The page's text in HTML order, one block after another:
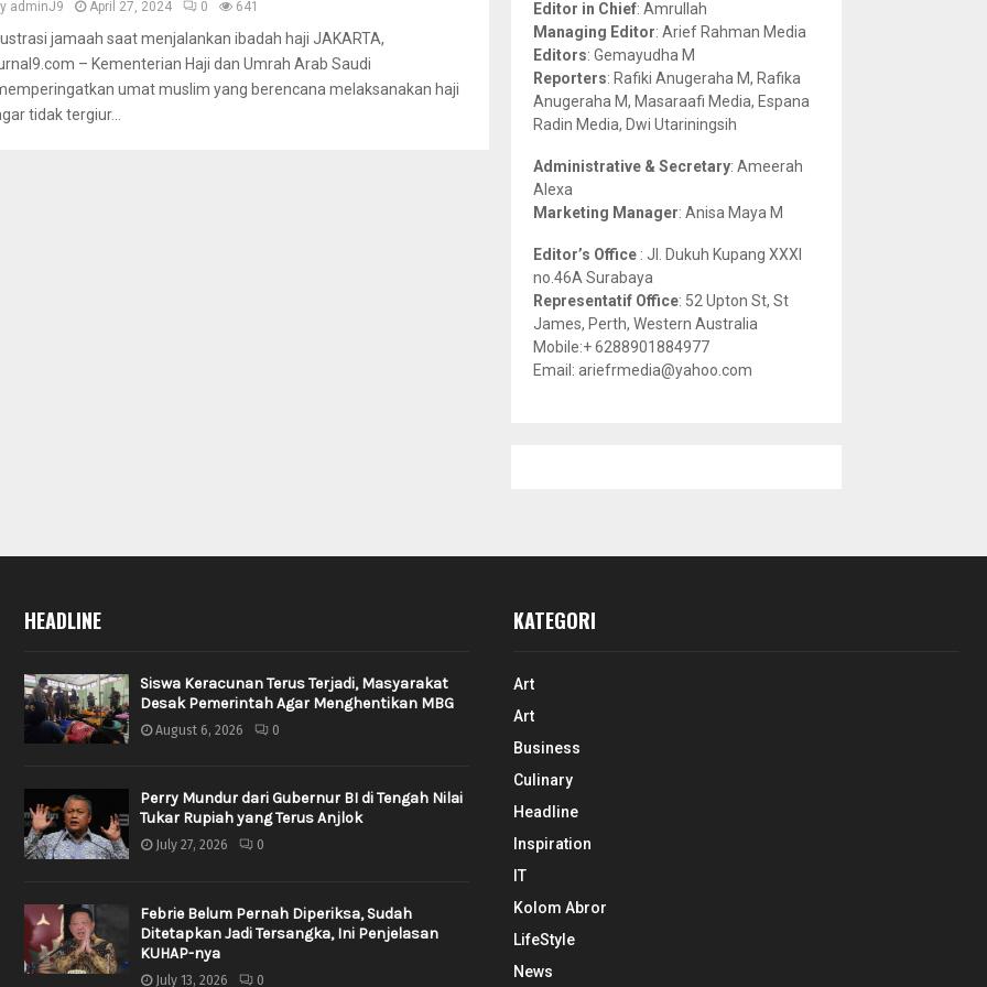
adminJ9 April 27, 2024 0 641
jamaah saat menjalankan ibadah haji JAKARTA,
– Kementerian Haji dan Umrah Arab Saudi
umat muslim yang berencana melaksanakan haji
tidak tergiur...
r
:
R
H
Editor in Chief: Amrullah
Managing Editor: Arief Rahman Media
Editors: Gemayudha M
Reporters: Rafiki Anugeraha M, Rafika
Anugeraha M, Masaraafi Media, Espana
Radin Media, Dwi Utariningsih
Administrative & Secretary: Ameerah
Alexa
Marketing Manager: Anisa Maya M
Editor’s Office : Jl. Dukuh Kupang XXXI
no.46A Surabaya
Representatif Office: 52 Upton St, St
James, Perth, Western Australia
Mobile:+ 6288901884977
Email: ariefrmedia@yahoo.com
HEADLINE
Siswa Keracunan Terus Terjadi, Masyarakat
Desak Pemerintah Agar Menghentikan MBG
August 6, 2026 0
Perry Mundur dari Gubernur BI di Tengah Nilai
Tukar Rupiah yang Terus Anjlok
July 27, 2026 0
Febrie Belum Pernah Diperiksa, Sudah
Ditetapkan Jadi Tersangka, Ini Penjelasan
KUHAP-nya
July 13, 2026 0
KATEGORI
Art
Art
Business
Culinary
Headline
Inspiration
IT
Kolom Abror
LifeStyle
News